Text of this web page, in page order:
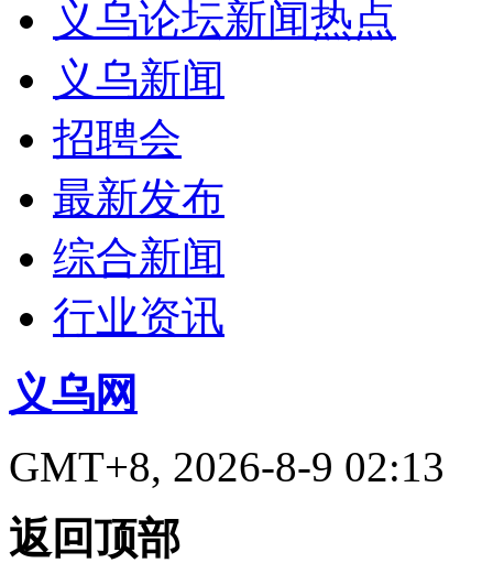
义乌论坛新闻热点
义乌新闻
招聘会
最新发布
综合新闻
行业资讯
义乌网
GMT+8, 2026-8-9 02:13
返回顶部